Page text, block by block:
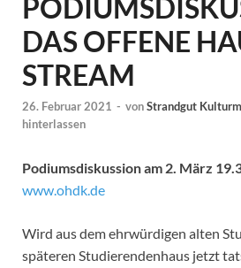
DAS OFFENE
STREAM
26. Februar 2021 - vonStrandgut
hinterlassen
Podiumsdiskussion am 2. März
www.ohdk.de
Wird aus dem ehrwürdigen alten
späteren Studierendenhaus jetzt